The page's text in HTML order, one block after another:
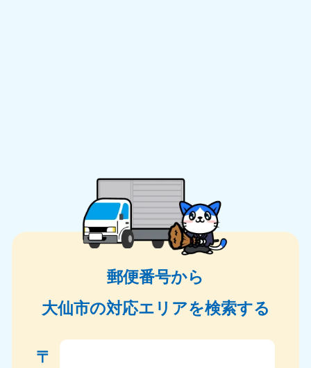
郵便番号から
大仙市の対応エリアを検索する
〒